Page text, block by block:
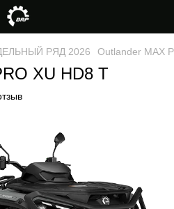
РЯД 2026 Outlander MAX
XU HD8 T